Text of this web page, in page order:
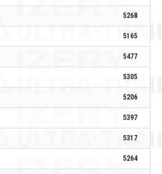
5268
5165
5477
5305
5206
5397
5317
5264